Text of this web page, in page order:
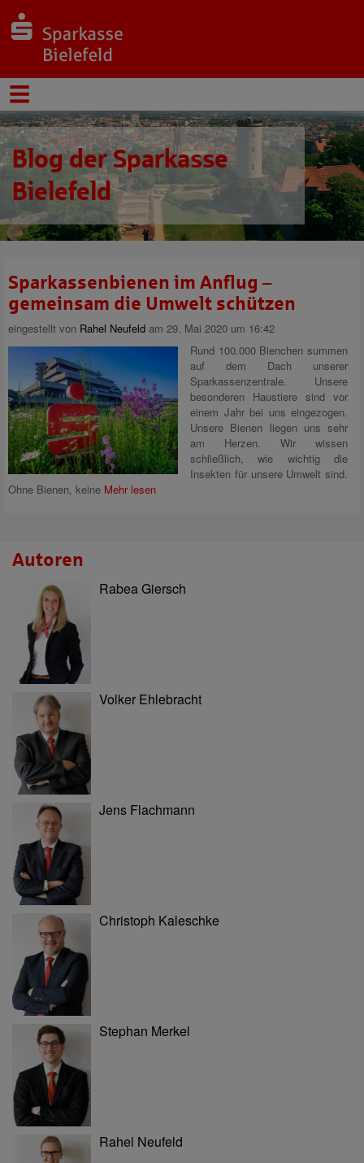
Blog der Sparkasse
Bielefeld
Sparkassenbienen im Anflug –
gemeinsam die Umwelt schützen
eingestellt von Rahel Neufeld am 29. Mai 2020 um 16:42
Rund 100.000 Bienchen summen
auf dem Dach unserer
Sparkassenzentrale. Unsere
besonderen Haustiere sind vor
einem Jahr bei uns eingezogen.
Unsere Bienen liegen uns sehr
am Herzen. Wir wissen
schließlich, wie wichtig die
Insekten für unsere Umwelt sind.
Ohne Bienen, keine Mehr lesen
Autoren
Rabea Giersch
Volker Ehlebracht
Jens Flachmann
Christoph Kaleschke
Stephan Merkel
Rahel Neufeld